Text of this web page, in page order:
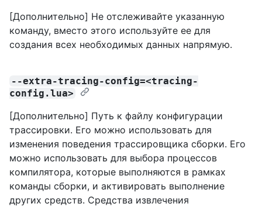
[Дополнительно] Не отслеживайте указанную
команду, вместо этого используйте ее для
создания всех необходимых данных напрямую.
--extra-tracing-config=<tracing-
config.lua>
[Дополнительно] Путь к файлу конфигурации
трассировки. Его можно использовать для
изменения поведения трассировщика сборки. Его
можно использовать для выбора процессов
компилятора, которые выполняются в рамках
команды сборки, и активировать выполнение
других средств. Средства извлечения